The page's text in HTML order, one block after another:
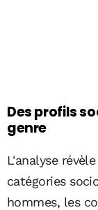
Des profils
genre
L'analyse
catégories
hommes, les